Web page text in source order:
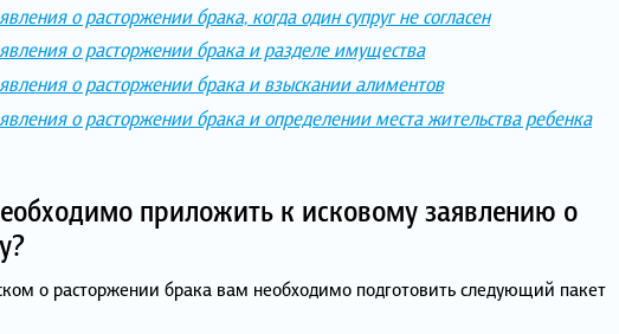
о расторжении брака, когда один супруг не согласен
о расторжении брака и разделе имущества
о расторжении брака и взыскании алиментов
о расторжении брака и определении места жительства ребенка
приложить к исковому заявлению о
о расторжении брака вам необходимо подготовить следующий пакет